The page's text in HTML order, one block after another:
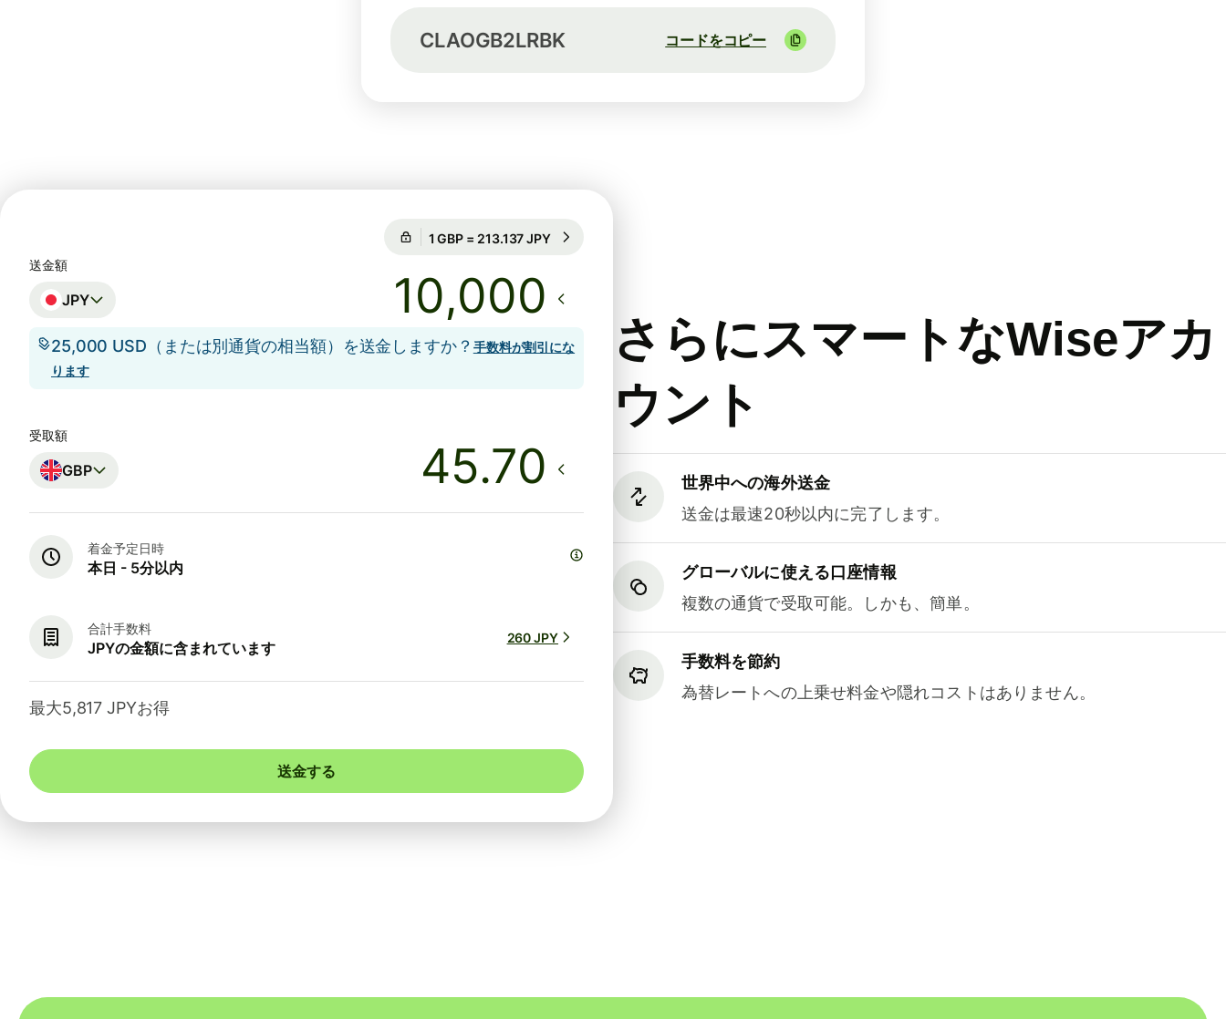
CLAOGB2LRBK コードをコピー
さらにスマートなWiseアカ
ウント
世界中への海外送金
送金は最速20秒以内に完了します。
グローバルに使える口座情報
複数の通貨で受取可能。しかも、簡単。
手数料を節約
為替レートへの上乗せ料金や隠れコストはありません。
15時間のレート保証
送金額
JPY
25,000 USD（または別通貨の相当額）を送金しますか？ 手数料が割引にな
ります
受取額
GBP
着金予定日時
本日 - 5分以内
合計手数料
JPYの金額に含まれています
260 JPY
最大5,817 JPYお得
送金する